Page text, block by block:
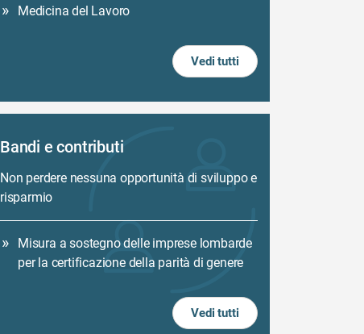
Medicina del Lavoro
Vedi tutti
Bandi e contributi
Non perdere nessuna opportunità di sviluppo e
risparmio
Misura a sostegno delle imprese lombarde
per la certificazione della parità di genere
Vedi tutti